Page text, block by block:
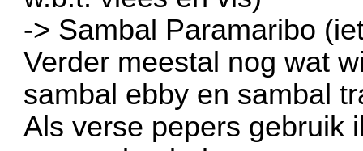
-> Sambal Paramaribo
Verder meestal nog wat
sambal ebby en sambal
Als verse pepers gebruik